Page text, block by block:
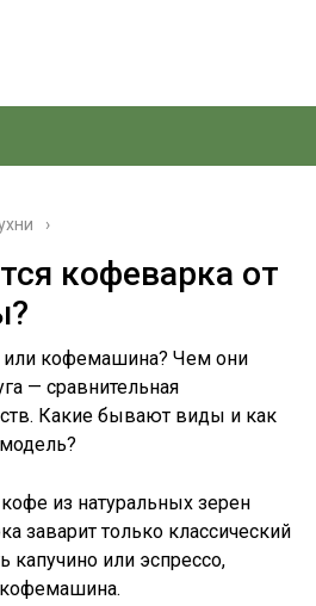
кофеварка от
или кофемашина? Чем они
— сравнительная
Какие бывают виды и как
из натуральных зерен
заварит только классический
капучино или эспрессо,